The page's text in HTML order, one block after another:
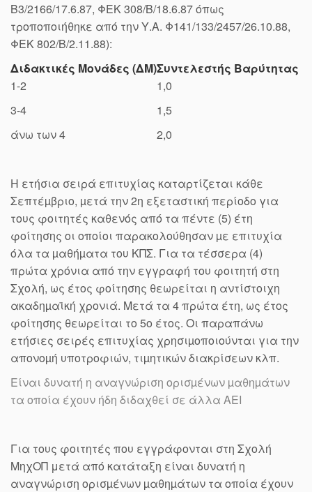
Β3/2166/17.6.87, ΦΕΚ 308/Β/18.6.87 όπως
τροποποιήθηκε από την Υ.Α. Φ141/133/2457/26.10.88,
ΦΕΚ 802/Β/2.11.88):
Διδακτικές Μονάδες (ΔΜ)Συντελεστής Βαρύτητας
1-2
1,0
3-4
1,5
άνω των 4
2,0
Η ετήσια σειρά επιτυχίας καταρτίζεται κάθε
Σεπτέµβριο, µετά την 2η εξεταστική περίοδο για
τους φοιτητές καθενός από τα πέντε (5) έτη
φοίτησης οι οποίοι παρακολούθησαν µε επιτυχία
όλα τα µαθήµατα του ΚΠΣ. Για τα τέσσερα (4)
πρώτα χρόνια από την εγγραφή του φοιτητή στη
Σχολή, ως έτος φοίτησης θεωρείται η αντίστοιχη
ακαδηµαϊκή χρονιά. Μετά τα 4 πρώτα έτη, ως έτος
φοίτησης θεωρείται το 5ο έτος. Οι παραπάνω
ετήσιες σειρές επιτυχίας χρησιµοποιούνται για την
απονοµή υποτροφιών, τιµητικών διακρίσεων κλπ.
Είναι δυνατή η αναγνώριση ορισµένων µαθηµάτων
τα οποία έχουν ήδη διδαχθεί σε άλλα ΑΕΙ
Για τους φοιτητές που εγγράφονται στη Σχολή
ΜηχΟΠ μετά από κατάταξη είναι δυνατή η
αναγνώριση ορισµένων µαθηµάτων τα οποία έχουν